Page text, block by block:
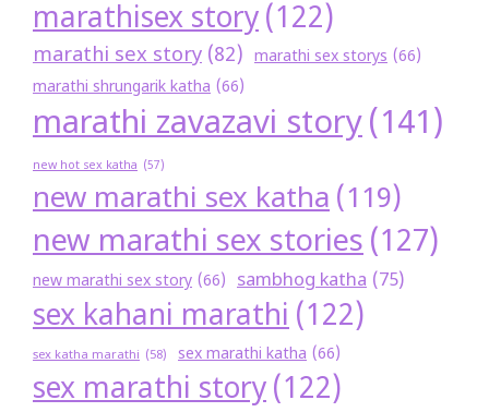
marathisex story (122)
marathi sex story (82) marathi sex storys (66)
marathi shrungarik katha (66)
marathi zavazavi story(141)
new hot sex katha (57)
new marathi sex katha (119)
new marathi sex stories(127)
new marathi sex story (66) sambhog katha (75)
sex kahani marathi (122)
sex katha marathi (58) sex marathi katha (66)
sex marathi story (122)